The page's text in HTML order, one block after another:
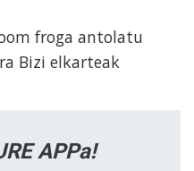
froga antolatu
Bizi elkarteak
APPa!